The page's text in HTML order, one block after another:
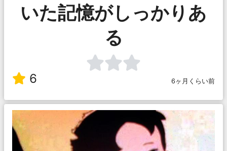
いた記憶がしっかりあ
る
6 6ヶ月くらい前